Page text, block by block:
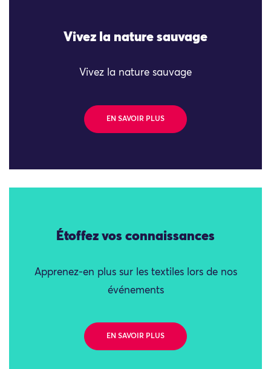
Vivez la nature sauvage
Vivez la nature sauvage
EN SAVOIR PLUS
Étoffez vos connaissances
Apprenez-en plus sur les textiles lors de nos
événements
EN SAVOIR PLUS